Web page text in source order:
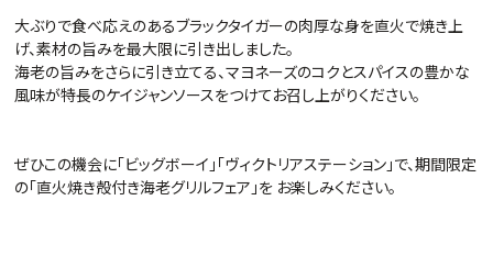
大ぶりで食べ応えのあるブラックタイガーの肉厚な身を直火で焼き上
げ、素材の旨みを最大限に引き出しました。
海老の旨みをさらに引き立てる、マヨネーズのコクとスパイスの豊かな
風味が特長のケイジャンソースをつけてお召し上がりください。
ぜひこの機会に「ビッグボーイ」「ヴィクトリアステーション」で、期間限定
の「直火焼き殻付き海老グリルフェア」を お楽しみください。